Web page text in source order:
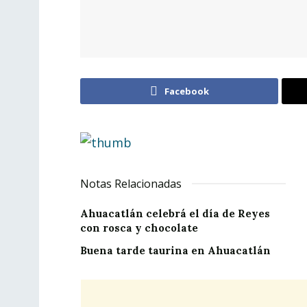
Facebook
Notas Relacionadas
Ahuacatlán celebrá el día de Reyes
con rosca y chocolate
Buena tarde taurina en Ahuacatlán